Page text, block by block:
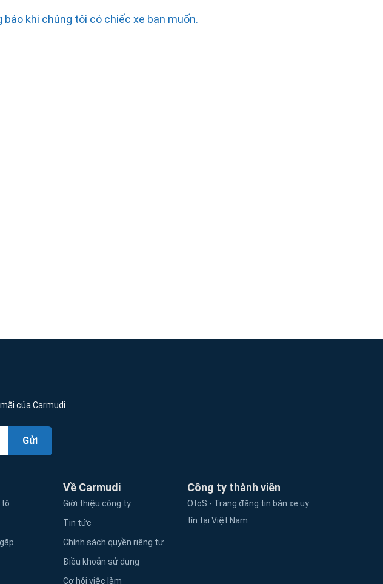
báo khi chúng tôi có chiếc xe bạn muốn.
của Carmudi
Gửi
tô
Về Carmudi
Giới thiệu công ty
Tin tức
Chính sách quyền riêng tư
Điều khoản sử dụng
Cơ hội việc làm
Công ty thành viên
OtoS - Trang đăng tin bán xe uy
tín tại Việt Nam